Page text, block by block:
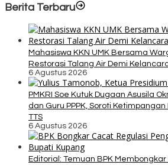
Berita Terbaru
Mahasiswa KKN UMK Bersama
Restorasi Talang Air Demi
6 Agustus 2026
PMKRI Soe Kutuk Dugaan Asusila
dan Guru PPPK, Soroti
TTS
6 Agustus 2026
Editorial: Temuan BPK